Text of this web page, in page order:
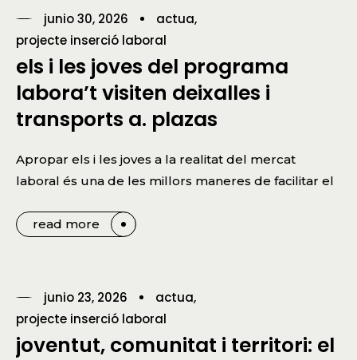
junio 30, 2026
actua
projecte inserció laboral
els i les joves del programa
labora’t visiten deixalles i
transports a. plazas
Apropar els i les joves a la realitat del mercat
laboral és una de les millors maneres de facilitar el
read more
junio 23, 2026
actua
projecte inserció laboral
joventut, comunitat i territori: el